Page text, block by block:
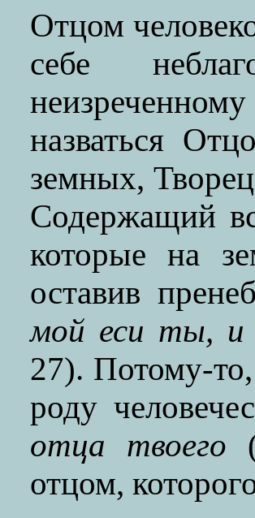
Отцом
себе
назваться
земных,
Содержащий
которые на
оставив
мой еси ты, и
27). Потому-
роду
отца твоего
отцом,